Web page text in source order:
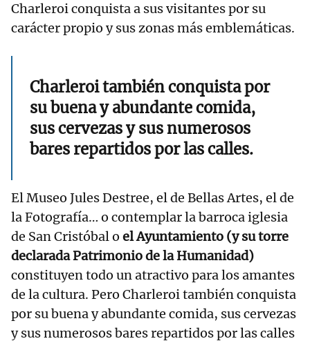
Charleroi conquista a sus visitantes por su
carácter propio y sus zonas más emblemáticas.
Charleroi también conquista por
su buena y abundante comida,
sus cervezas y sus numerosos
bares repartidos por las calles.
El Museo Jules Destree, el de Bellas Artes, el de
la Fotografía… o contemplar la barroca iglesia
de San Cristóbal o el Ayuntamiento (y su torre
declarada Patrimonio de la Humanidad)
constituyen todo un atractivo para los amantes
de la cultura. Pero Charleroi también conquista
por su buena y abundante comida, sus cervezas
y sus numerosos bares repartidos por las calles